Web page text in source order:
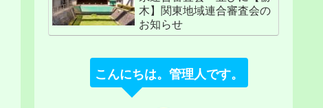
木】関東地域連合審査会の
お知らせ
こんにちは。管理人です。